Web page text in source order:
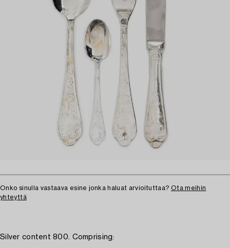
Onko sinulla vastaava esine jonka haluat arvioituttaa? Ota meihin
yhteyttä
Silver content 800. Comprising: